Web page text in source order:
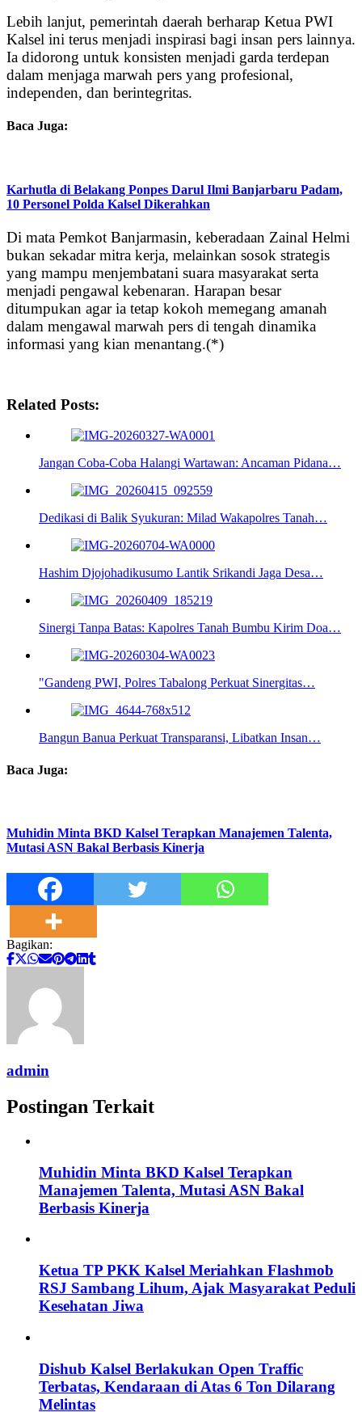
Lebih lanjut, pemerintah daerah berharap Ketua PWI
Kalsel ini terus menjadi inspirasi bagi insan pers lainnya.
Ia didorong untuk konsisten menjadi garda terdepan
dalam menjaga marwah pers yang profesional,
independen, dan berintegritas.
Baca Juga:
Karhutla di Belakang Ponpes Darul Ilmi Banjarbaru Padam,
10 Personel Polda Kalsel Dikerahkan
Di mata Pemkot Banjarmasin, keberadaan Zainal Helmi
bukan sekadar mitra kerja, melainkan sosok strategis
yang mampu menjembatani suara masyarakat serta
menjadi pengawal kebenaran. Harapan besar
ditumpukan agar ia tetap kokoh memegang amanah
dalam mengawal marwah pers di tengah dinamika
informasi yang kian menantang.(*)
Related Posts:
Jangan Coba-Coba Halangi Wartawan: Ancaman Pidana…
Dedikasi di Balik Syukuran: Milad Wakapolres Tanah…
Hashim Djojohadikusumo Lantik Srikandi Jaga Desa…
Sinergi Tanpa Batas: Kapolres Tanah Bumbu Kirim Doa…
"Gandeng PWI, Polres Tabalong Perkuat Sinergitas…
Bangun Banua Perkuat Transparansi, Libatkan Insan…
Baca Juga:
Muhidin Minta BKD Kalsel Terapkan Manajemen Talenta,
Mutasi ASN Bakal Berbasis Kinerja
Bagikan:
admin
Postingan Terkait
Muhidin Minta BKD Kalsel Terapkan
Manajemen Talenta, Mutasi ASN Bakal
Berbasis Kinerja
Ketua TP PKK Kalsel Meriahkan Flashmob
RSJ Sambang Lihum, Ajak Masyarakat Peduli
Kesehatan Jiwa
Dishub Kalsel Berlakukan Open Traffic
Terbatas, Kendaraan di Atas 6 Ton Dilarang
Melintas